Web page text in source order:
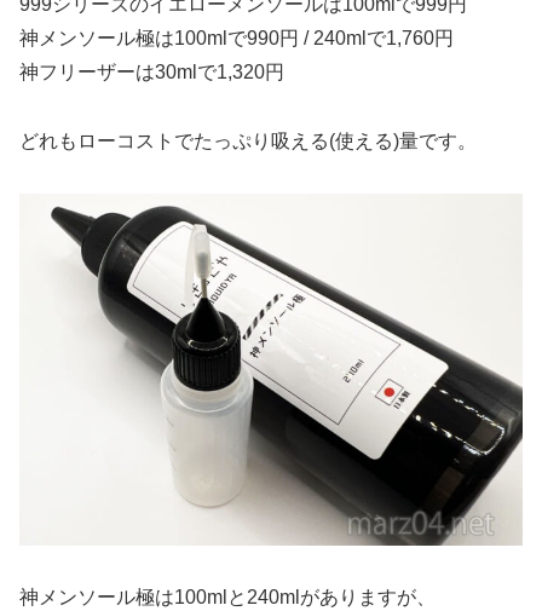
999シリーズのイエローメンソールは100mlで999円
神メンソール極は100mlで990円 / 240mlで1,760円
神フリーザーは30mlで1,320円
どれもローコストでたっぷり吸える(使える)量です。
神メンソール極は100mlと240mlがありますが、